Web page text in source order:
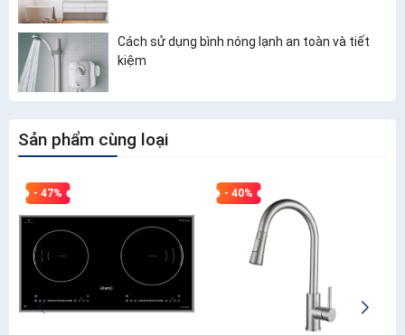
Cách sử dụng bình nóng lạnh an toàn và tiết
kiệm
Sản phẩm cùng loại
- 47% - 40%